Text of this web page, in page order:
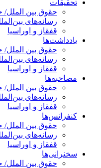
تحقیقات
حقوق بین الملل/
رسانه‌های
قفقاز و اوراسیا
یادداشت‌ها
حقوق بین الملل/
رسانه‌های
قفقاز و اوراسیا
مصاحبه‌ها
حقوق بین الملل/
رسانه‌های
قفقاز و اوراسیا
کنفرانس‌ها
حقوق بین الملل/
رسانه‌های
قفقاز و اوراسیا
سخنرانی‌ها
حقوق بین الملل/